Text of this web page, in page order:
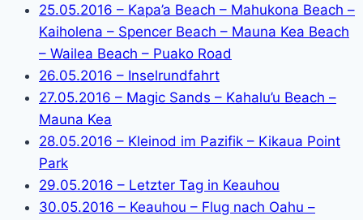
25.05.2016 – Kapa’a Beach – Mahukona Beach –
Kaiholena – Spencer Beach – Mauna Kea Beach
– Wailea Beach – Puako Road
26.05.2016 – Inselrundfahrt
27.05.2016 – Magic Sands – Kahalu’u Beach –
Mauna Kea
28.05.2016 – Kleinod im Pazifik – Kikaua Point
Park
29.05.2016 – Letzter Tag in Keauhou
30.05.2016 – Keauhou – Flug nach Oahu –